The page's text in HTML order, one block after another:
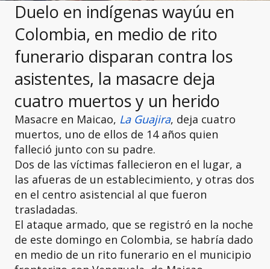
Duelo en indígenas wayúu en
Colombia, en medio de rito
funerario disparan contra los
asistentes, la masacre deja
cuatro muertos y un herido
Masacre en Maicao, La Guajira, deja cuatro
muertos, uno de ellos de 14 años quien
falleció junto con su padre.
Dos de las víctimas fallecieron en el lugar, a
las afueras de un establecimiento, y otras dos
en el centro asistencial al que fueron
trasladadas.
El ataque armado, que se registró en la noche
de este domingo en Colombia, se habría dado
en medio de un rito funerario en el municipio